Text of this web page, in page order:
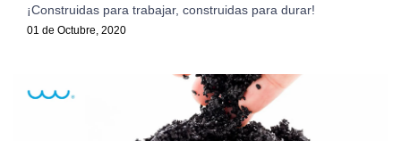
¡Construidas para trabajar, construidas para durar!
01 de Octubre, 2020